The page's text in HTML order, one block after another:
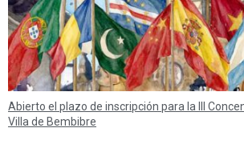
Abierto el plazo de inscripción para la III
Villa de Bembibre